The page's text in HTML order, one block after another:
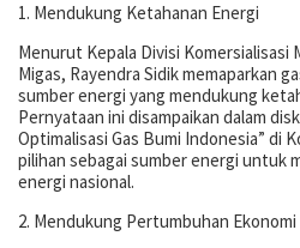
1. Mendukung Ketahanan Energi
Menurut Kepala Divisi Komersialisasi
Migas, Rayendra Sidik memaparkan
sumber energi yang mendukung
Pernyataan ini disampaikan dalam
Optimalisasi Gas Bumi Indonesia” di
pilihan sebagai sumber energi untuk
energi nasional.
2. Mendukung Pertumbuhan Ekonomi